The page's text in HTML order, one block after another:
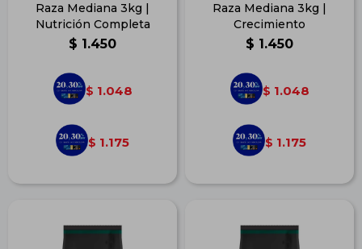
Raza Mediana 3kg |
Nutrición Completa
$ 1.450
$ 1.048
$ 1.175
Raza Mediana 3kg |
Crecimiento
$ 1.450
$ 1.048
$ 1.175